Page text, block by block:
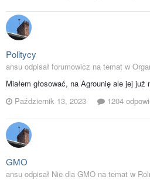
Politycy
ansu odpisał forumowicz na temat w
Miałem głosować, na Agrounię ale jej już
Październik 13, 2023
1204
GMO
ansu odpisał Nie dla GMO na temat w